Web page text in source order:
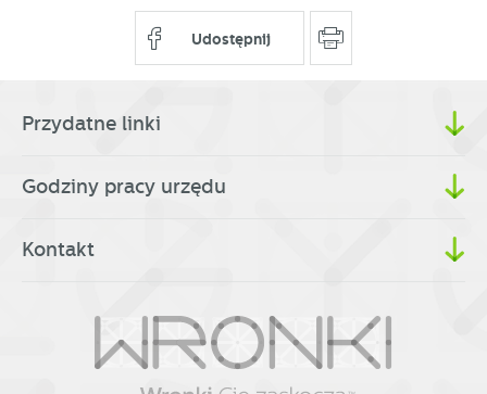
Udostępnij
Przydatne linki
Godziny pracy urzędu
Kontakt